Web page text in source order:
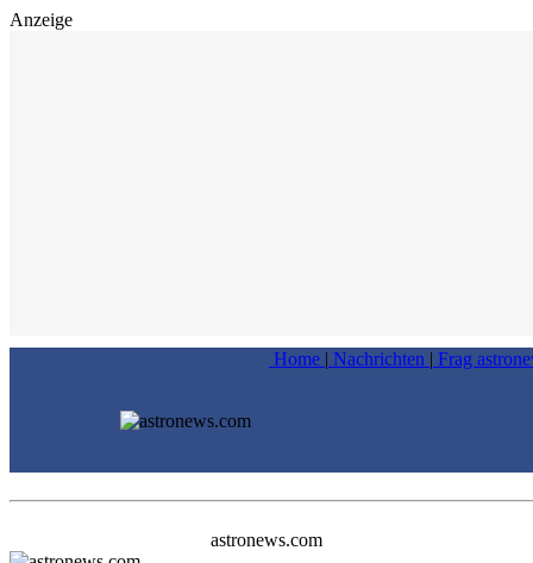
Anzeige
Home | Nachrichten | Frag
astronews.com